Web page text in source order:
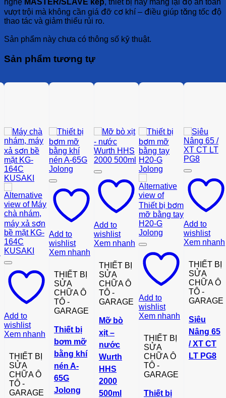
nghệ MASTER/SLAVE kép, thiết bị này mang lại độ an toàn
vượt trội mà không cần giá đỡ cơ khí – điều giúp tăng tốc độ
thao tác và giảm thiểu rủi ro.
Sản phẩm này chưa có thông số kỹ thuật.
Sản phẩm tương tự
Add to
wishlist
Xem nhanh
THIẾT BỊ
SỬA
CHỮA Ô
TÔ -
GARAGE
Add to
wishlist
Xem nhanh
THIẾT BỊ
SỬA
CHỮA Ô
TÔ -
GARAGE
Thiết bị
bơm mỡ
bằng khí
nén A-
65G
Jolong
Add to
wishlist
Xem nhanh
THIẾT BỊ
SỬA
CHỮA Ô
TÔ -
GARAGE
Mỡ bò
xịt –
nước
Wurth
HHS
2000
500ml
Add to
wishlist
Xem nhanh
THIẾT BỊ
SỬA
CHỮA Ô
TÔ -
GARAGE
Thiết bị
Add to
wishlist
Xem nhanh
THIẾT BỊ
SỬA
CHỮA Ô
TÔ -
GARAGE
Siêu
Nâng 65
/ XT CT
LT PG8